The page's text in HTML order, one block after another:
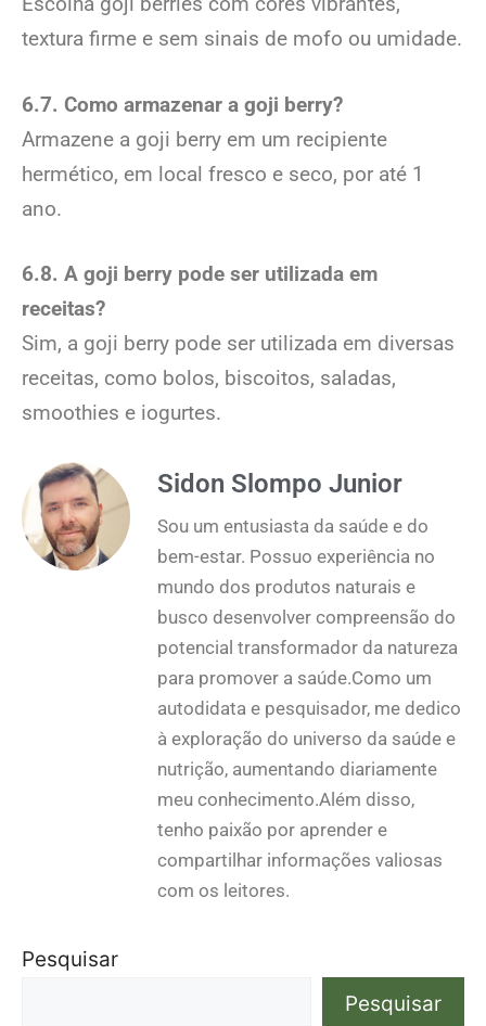
textura firme e sem sinais de mofo ou umidade.
6.7. Como armazenar a goji berry?
Armazene a goji berry em um recipiente
hermético, em local fresco e seco, por até 1
ano.
6.8. A goji berry pode ser utilizada em
receitas?
Sim, a goji berry pode ser utilizada em diversas
receitas, como bolos, biscoitos, saladas,
smoothies e iogurtes.
Sidon Slompo Junior
Sou um entusiasta da saúde e do
bem-estar. Possuo experiência no
mundo dos produtos naturais e
busco desenvolver compreensão do
potencial transformador da natureza
para promover a saúde.Como um
autodidata e pesquisador, me dedico
à exploração do universo da saúde e
nutrição, aumentando diariamente
meu conhecimento.Além disso,
tenho paixão por aprender e
compartilhar informações valiosas
com os leitores.
Pesquisar
Pesquisar